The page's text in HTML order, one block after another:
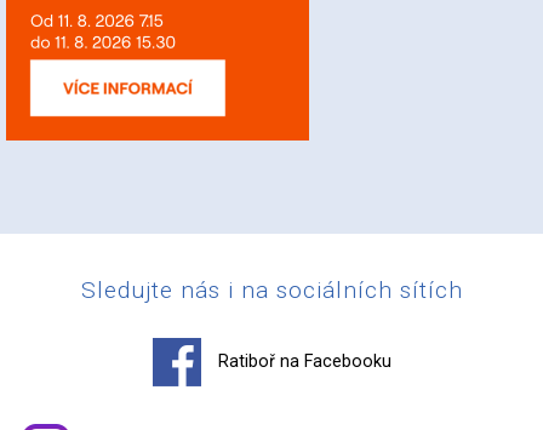
Sledujte nás i na sociálních sítích
Ratiboř na Facebooku